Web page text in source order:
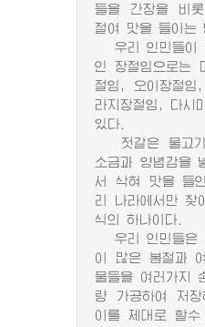
들을 간장을 비
절여 맛을 들이는
우리 인민들이
인 장절임으로는
절임, 오이장절임
라지장절임, 다시
있다.
젓갈은 물고기
소금과 양념감을
서 삭혀 맛을 들
리 나라에서만 찾
식의 하나이다.
우리 인민들은
이 많은 봄철과
물들을 여러가지
량 가공하여 저장
이를 제대로 할